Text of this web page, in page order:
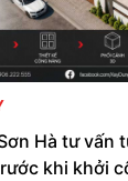
Hà tư vấn
khi khởi